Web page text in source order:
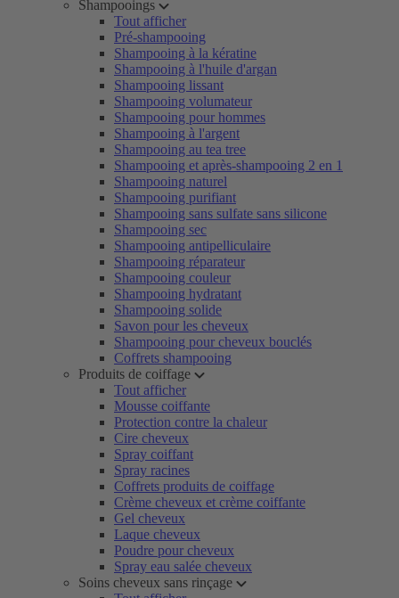
Shampooings
Tout afficher
Pré-shampooing
Shampooing à la kératine
Shampooing à l'huile d'argan
Shampooing lissant
Shampooing volumateur
Shampooing pour hommes
Shampooing à l'argent
Shampooing au tea tree
Shampooing et après-shampooing 2 en 1
Shampooing naturel
Shampooing purifiant
Shampooing sans sulfate sans silicone
Shampooing sec
Shampooing antipelliculaire
Shampooing réparateur
Shampooing couleur
Shampooing hydratant
Shampooing solide
Savon pour les cheveux
Shampooing pour cheveux bouclés
Coffrets shampooing
Produits de coiffage
Tout afficher
Mousse coiffante
Protection contre la chaleur
Cire cheveux
Spray coiffant
Spray racines
Coffrets produits de coiffage
Crème cheveux et crème coiffante
Gel cheveux
Laque cheveux
Poudre pour cheveux
Spray eau salée cheveux
Soins cheveux sans rinçage